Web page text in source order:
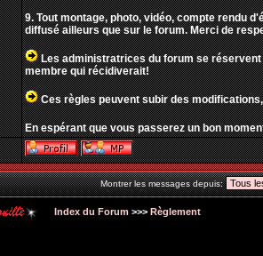
9. Tout montage, photo, vidéo, compte rendu
diffusé ailleurs que sur le forum. Merci de
Les administratrices du forum se
membre qui récidiverait!
Ces règles peuvent subir des
En espérant que vous passerez un bon
Montrer les messages depuis:
Index du Forum >>> Règlement